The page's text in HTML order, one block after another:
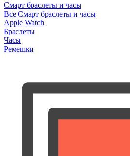
Смарт браслеты и часы
Все Смарт браслеты и часы
Apple Watch
Браслеты
Часы
Ремешки